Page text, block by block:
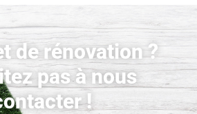
de rénovation ?
pas à nous
!